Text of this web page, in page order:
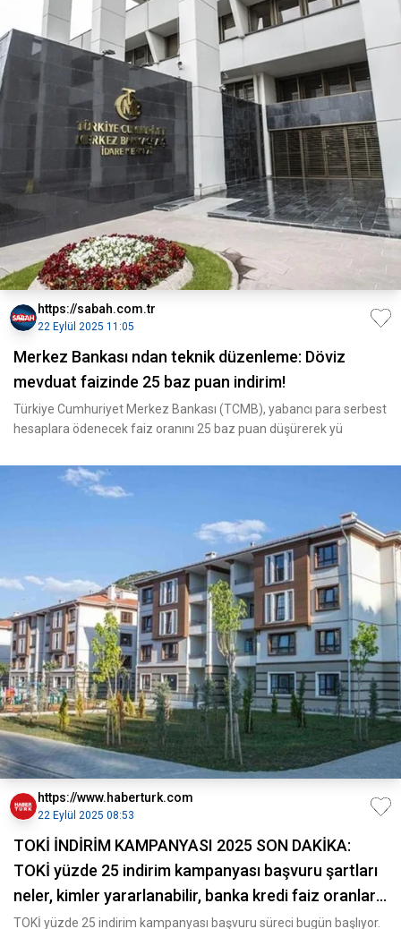
https://sabah.com.tr
22 Eylül 2025 11:05
Merkez Bankası ndan teknik düzenleme: Döviz
mevduat faizinde 25 baz puan indirim!
Türkiye Cumhuriyet Merkez Bankası (TCMB), yabancı para serbest
hesaplara ödenecek faiz oranını 25 baz puan düşürerek yü
https://www.haberturk.com
22 Eylül 2025 08:53
TOKİ İNDİRİM KAMPANYASI 2025 SON DAKİKA:
TOKİ yüzde 25 indirim kampanyası başvuru şartları
neler, kimler yararlanabilir, banka kredi faiz oranları
kaç?
TOKİ yüzde 25 indirim kampanyası başvuru süreci bugün başlıyor.